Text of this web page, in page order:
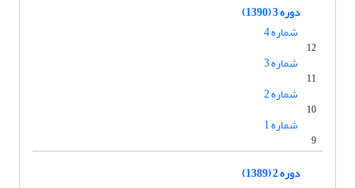
دوره 3 (1390)
شماره 4
12
شماره 3
11
شماره 2
10
شماره 1
9
دوره 2 (1389)